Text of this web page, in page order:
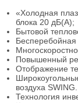
«Холодная
блока 20 дБ(А);
Бытовой
Повышенный
Отображение
воздуха SWING.
Технология